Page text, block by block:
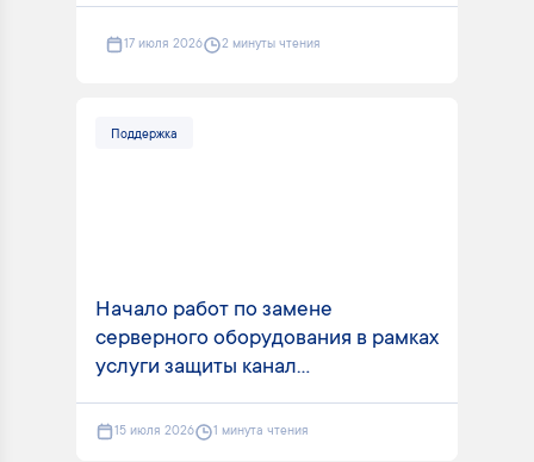
17 июля 2026 2 минуты чтения
Поддержка
Начало работ по замене
серверного оборудования в рамках
услуги защиты канал...
15 июля 2026 1 минута чтения